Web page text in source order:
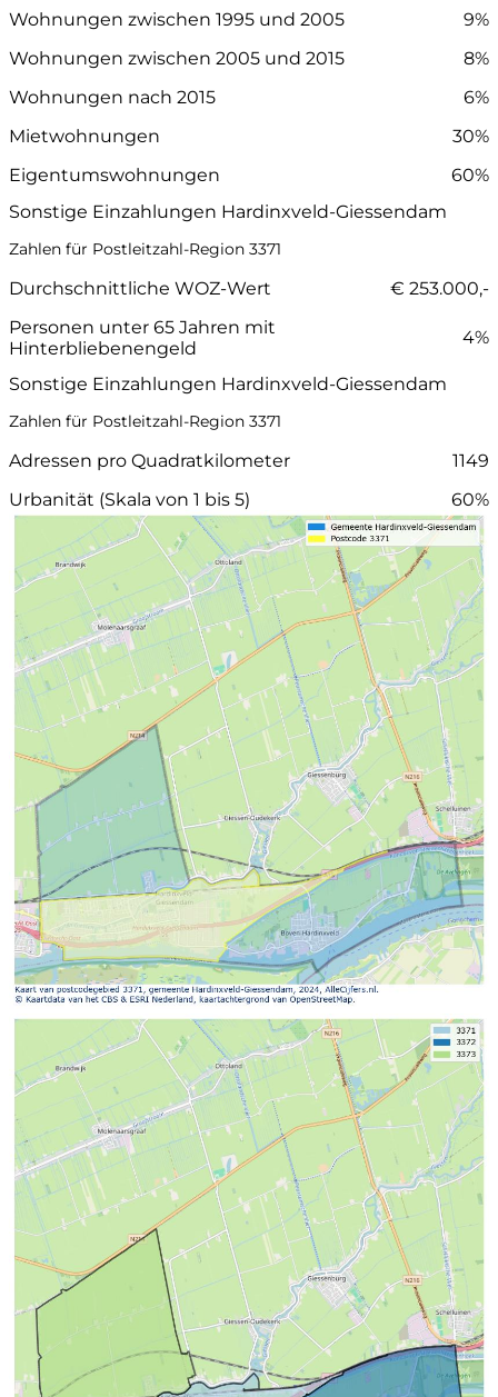
Wohnungen zwischen 1995 und 2005
9%
Wohnungen zwischen 2005 und 2015
8%
Wohnungen nach 2015
6%
Mietwohnungen
30%
Eigentumswohnungen
60%
Sonstige Einzahlungen Hardinxveld-Giessendam
Zahlen für Postleitzahl-Region 3371
Durchschnittliche WOZ-Wert
€ 253.000,-
Personen unter 65 Jahren mit
Hinterbliebenengeld
4%
Sonstige Einzahlungen Hardinxveld-Giessendam
Zahlen für Postleitzahl-Region 3371
Adressen pro Quadratkilometer
1149
Urbanität (Skala von 1 bis 5)
60%